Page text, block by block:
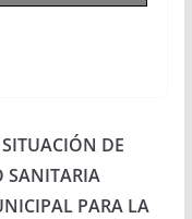
DE
SANITARIA
PARA LA